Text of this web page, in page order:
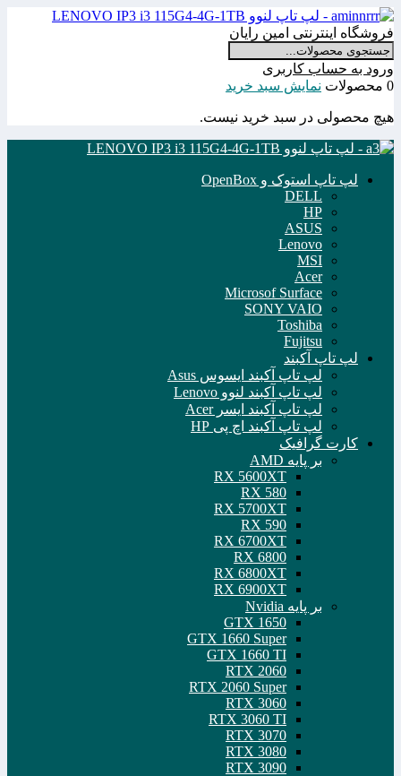
فروشگاه اینترنتی امین رایان
ورود به حساب کاربری
0 محصولات
نمایش سبد خرید
هیچ محصولی در سبد خرید نیست.
لپ تاپ استوک و OpenBox
DELL
HP
ASUS
Lenovo
MSI
Acer
Microsof Surface
SONY VAIO
Toshiba
Fujitsu
لپ تاپ آکبند
لپ تاپ آکبند ایسوس Asus
لپ تاپ آکبند لنوو Lenovo
لپ تاپ آکبند ایسر Acer
لپ تاپ آکبند اچ پی HP
کارت گرافیک
بر پایه AMD
RX 5600XT
RX 580
RX 5700XT
RX 590
RX 6700XT
RX 6800
RX 6800XT
RX 6900XT
بر پایه Nvidia
GTX 1650
GTX 1660 Super
GTX 1660 TI
RTX 2060
RTX 2060 Super
RTX 3060
RTX 3060 TI
RTX 3070
RTX 3080
RTX 3090